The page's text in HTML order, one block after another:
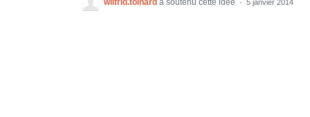
wilfrid.toinard a soutenu cette idée · 5 janvier 2014